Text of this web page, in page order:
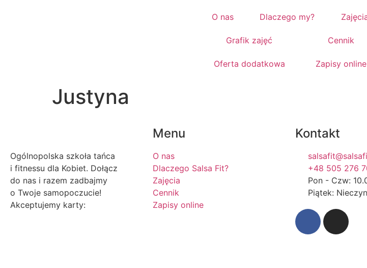
O nas Dlaczego my?
Grafik zajęć Cennik
Oferta dodatkowa Zapisy online
Justyna
Ogólnopolska szkoła tańca
i fitnessu dla Kobiet. Dołącz
do nas i razem zadbajmy
o Twoje samopoczucie!
Akceptujemy karty:
Menu
O nas
Dlaczego Salsa Fit?
Zajęcia
Cennik
Zapisy online
Kontakt
+48 505 276
Pon - Czw:
Piątek: